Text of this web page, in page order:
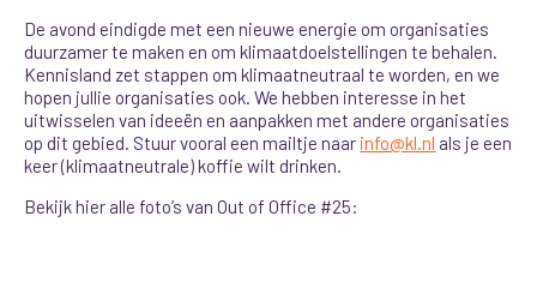
De avond eindigde met een nieuwe energie om organisaties
duurzamer te maken en om klimaatdoelstellingen te behalen.
Kennisland zet stappen om klimaatneutraal te worden, en we
hopen jullie organisaties ook. We hebben interesse in het
uitwisselen van ideeën en aanpakken met andere organisaties
op dit gebied. Stuur vooral een mailtje naar info@kl.nl als je een
keer (klimaatneutrale) koffie wilt drinken.
Bekijk hier alle foto’s van Out of Office #25: